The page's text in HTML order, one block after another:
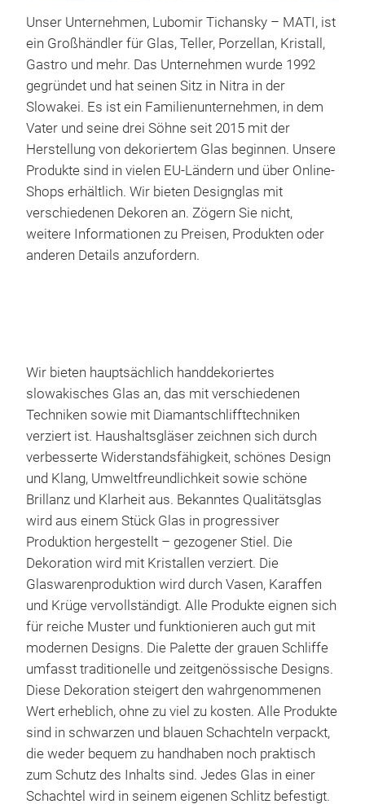
Unser Unternehmen, Lubomir Tichansky – MATI, ist
ein Großhändler für Glas, Teller, Porzellan, Kristall,
Gastro und mehr. Das Unternehmen wurde 1992
gegründet und hat seinen Sitz in Nitra in der
Slowakei. Es ist ein Familienunternehmen, in dem
Vater und seine drei Söhne seit 2015 mit der
Herstellung von dekoriertem Glas beginnen. Unsere
Produkte sind in vielen EU-Ländern und über Online-
Shops erhältlich. Wir bieten Designglas mit
verschiedenen Dekoren an. Zögern Sie nicht,
weitere Informationen zu Preisen, Produkten oder
anderen Details anzufordern.
Wir bieten hauptsächlich handdekoriertes
slowakisches Glas an, das mit verschiedenen
Techniken sowie mit Diamantschlifftechniken
verziert ist. Haushaltsgläser zeichnen sich durch
verbesserte Widerstandsfähigkeit, schönes Design
und Klang, Umweltfreundlichkeit sowie schöne
Brillanz und Klarheit aus. Bekanntes Qualitätsglas
wird aus einem Stück Glas in progressiver
Produktion hergestellt – gezogener Stiel. Die
Dekoration wird mit Kristallen verziert. Die
Glaswarenproduktion wird durch Vasen, Karaffen
und Krüge vervollständigt. Alle Produkte eignen sich
für reiche Muster und funktionieren auch gut mit
modernen Designs. Die Palette der grauen Schliffe
umfasst traditionelle und zeitgenössische Designs.
Diese Dekoration steigert den wahrgenommenen
Wert erheblich, ohne zu viel zu kosten. Alle Produkte
sind in schwarzen und blauen Schachteln verpackt,
die weder bequem zu handhaben noch praktisch
zum Schutz des Inhalts sind. Jedes Glas in einer
Schachtel wird in seinem eigenen Schlitz befestigt.